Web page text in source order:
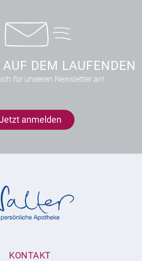
DEM LAUFENDEN
für unseren Newsletter an!
anmelden
KONTAKT